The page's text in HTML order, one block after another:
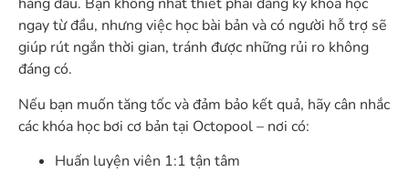
ngay từ đầu, nhưng việc học bài bản và có người hỗ trợ sẽ
giúp rút ngắn thời gian, tránh được những rủi ro không
đáng có.
Nếu bạn muốn tăng tốc và đảm bảo kết quả, hãy cân nhắc
các khóa học bơi cơ bản tại Octopool – nơi có:
Huấn luyện viên 1:1 tận tâm